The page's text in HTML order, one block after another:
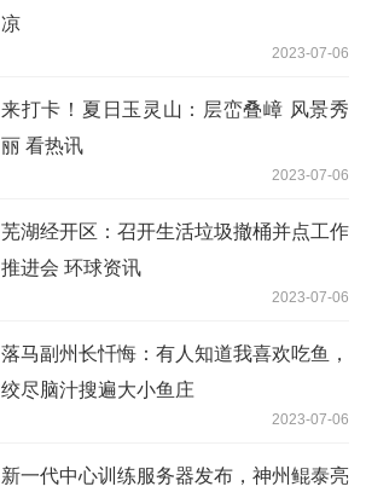
凉
2023-07-06
来打卡！夏日玉灵山：层峦叠嶂 风景秀
丽 看热讯
2023-07-06
芜湖经开区：召开生活垃圾撤桶并点工作
推进会 环球资讯
2023-07-06
落马副州长忏悔：有人知道我喜欢吃鱼，
绞尽脑汁搜遍大小鱼庄
2023-07-06
新一代中心训练服务器发布，神州鲲泰亮